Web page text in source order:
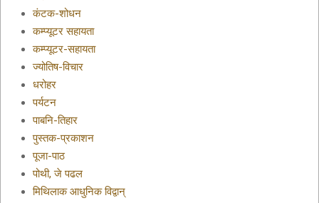
कंटक-शोधन
कम्प्यूटर सहायता
कम्प्यूटर-सहायता
ज्योतिष-विचार
धरोहर
पर्यटन
पाबनि-तिहार
पुस्तक-प्रकाशन
पूजा-पाठ
पोथी, जे पढल
मिथिलाक आधुनिक विद्वान्